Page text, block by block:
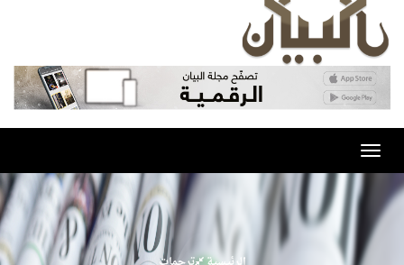
Toggle
navigation